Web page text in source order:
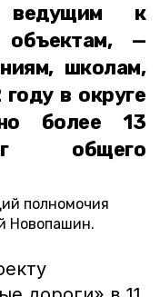
ведущим к
объектам, —
школам,
в округе
более 13
общего
полномочия
Новопашин.